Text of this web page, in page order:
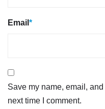
Email *
Save my name, email,
next time I comment.